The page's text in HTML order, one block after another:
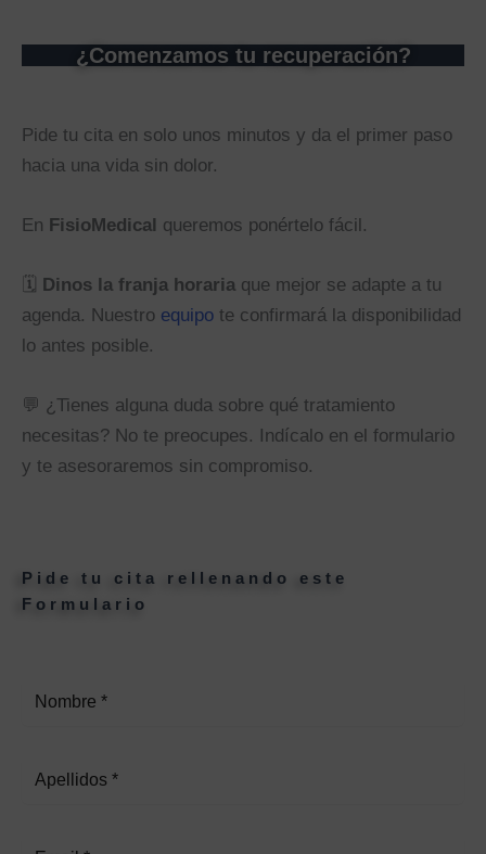
¿Comenzamos tu recuperación?
Pide tu cita en solo unos minutos y da el primer paso
hacia una vida sin dolor.
En FisioMedical queremos ponértelo fácil.
🗓️ Dinos la franja horaria que mejor se adapte a tu
agenda. Nuestro equipo te confirmará la disponibilidad
lo antes posible.
💬 ¿Tienes alguna duda sobre qué tratamiento
necesitas? No te preocupes. Indícalo en el formulario
y te asesoraremos sin compromiso.
Pide tu cita rellenando este
Formulario